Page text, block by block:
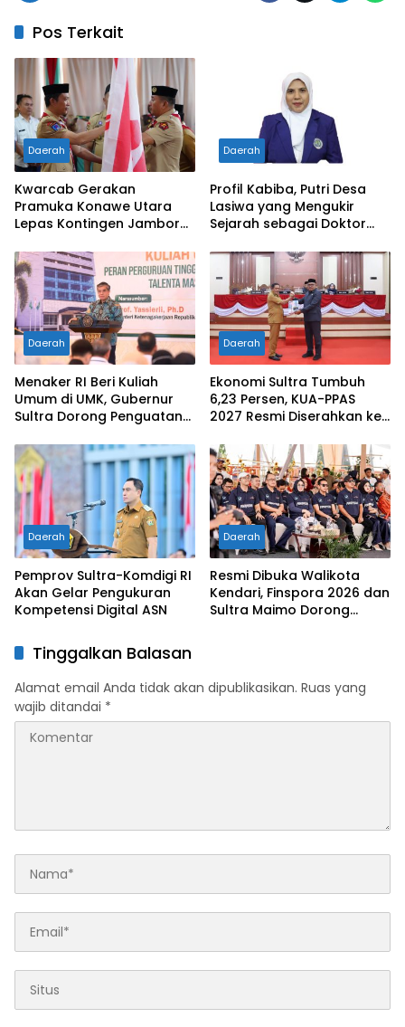
Pos Terkait
Daerah
Kwarcab Gerakan
Pramuka Konawe Utara
Lepas Kontingen Jambore
Ikbar: Tunjukkan Karakter
Generasi Muda Konut yang
Disiplin dan Berprestasi
Daerah
Profil Kabiba, Putri Desa
Lasiwa yang Mengukir
Sejarah sebagai Doktor
Kelahirannya
Daerah
Menaker RI Beri Kuliah
Umum di UMK, Gubernur
Sultra Dorong Penguatan
Dunia Kerja
Daerah
Ekonomi Sultra Tumbuh
6,23 Persen, KUA-PPAS
2027 Resmi Diserahkan ke
Daerah
Pemprov Sultra-Komdigi RI
Akan Gelar Pengukuran
Kompetensi Digital ASN
Daerah
Resmi Dibuka Walikota
Kendari, Finspora 2026 dan
Sultra Maimo Dorong
Tinggalkan Balasan
Alamat email Anda tidak akan dipublikasikan. Ruas yang
wajib ditandai *